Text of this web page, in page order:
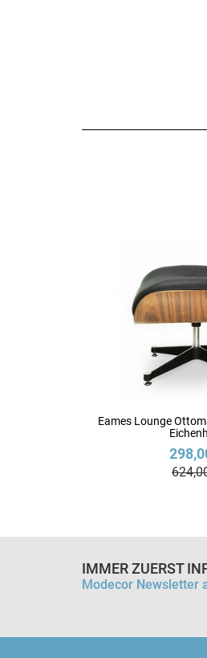
Eames Lounge
IMMER ZUERST
Modecor Newsletter